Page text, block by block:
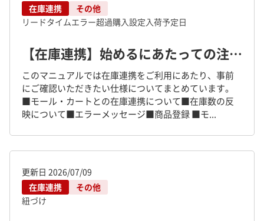
在庫連携
その他
リードタイムエラー超過購入設定入荷予定日
【在庫連携】始めるにあたっての注意点
このマニュアルでは在庫連携をご利用にあたり、事前
にご確認いただきたい仕様についてまとめています。
■モール・カートとの在庫連携について■在庫数の反
映について■エラーメッセージ■商品登録 ■モ...
更新日 2026/07/09
在庫連携
その他
紐づけ